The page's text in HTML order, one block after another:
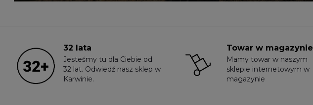
32 lata
Jesteśmy tu dla Ciebie od
32 lat. Odwiedź nasz sklep w
Karwinie.
Towar w magazynie
Mamy towar w naszym
sklepie internetowym w
magazynie